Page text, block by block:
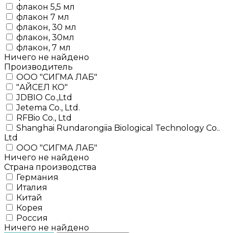
флакон 5,5 мл
флакон 7 мл
флакон, 30 мл
флакон, 30мл
флакон, 7 мл
Ничего не найдено
Производитель
ООО "СИГМА ЛАБ"
"АЙСЕЛ КО"
JDBIO Co.,Ltd
Jetema Co., Ltd.
RFBio Co., Ltd
Shanghai Rundarongiia Biological Technology Co..
Ltd
ООО "СИГМА ЛАБ"
Ничего не найдено
Страна производства
Германия
Италия
Китай
Корея
Россия
Ничего не найдено